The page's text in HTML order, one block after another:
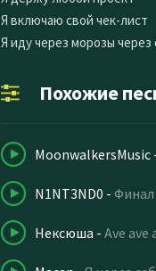
Я включаю свой чек-лист
Я иду через морозы через
Похожие
MoonwalkersMusic
N1NT3ND0 - Финал
Нексюша - Ave ave